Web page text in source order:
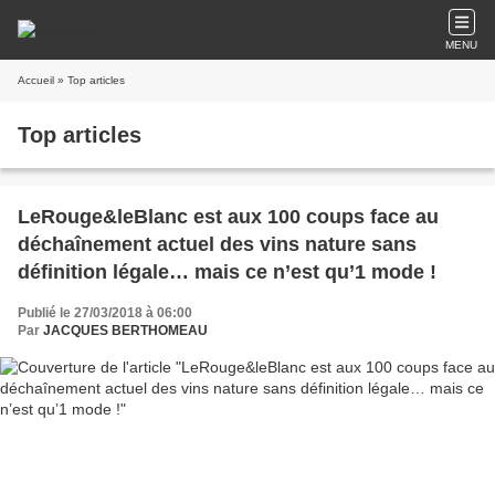
MENU
Accueil » Top articles
Top articles
LeRouge&leBlanc est aux 100 coups face au
déchaînement actuel des vins nature sans
définition légale… mais ce n’est qu’1 mode !
Publié le 27/03/2018 à 06:00
Par JACQUES BERTHOMEAU